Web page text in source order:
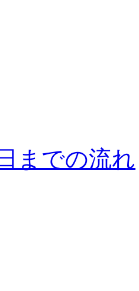
までの流れ